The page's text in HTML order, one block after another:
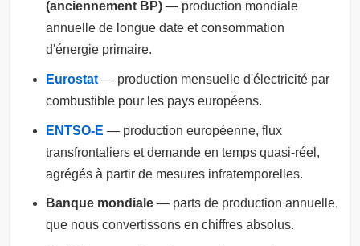
(anciennement BP) — production mondiale
annuelle de longue date et consommation
d'énergie primaire.
Eurostat — production mensuelle d'électricité par
combustible pour les pays européens.
ENTSO-E — production européenne, flux
transfrontaliers et demande en temps quasi-réel,
agrégés à partir de mesures infratemporelles.
Banque mondiale — parts de production annuelle,
que nous convertissons en chiffres absolus.